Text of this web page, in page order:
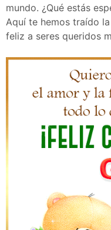
mundo. ¿Qué estás
Aquí te hemos traído
feliz a seres queridos